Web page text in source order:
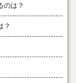
のは？
？